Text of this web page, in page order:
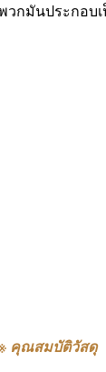
วกมันประกอบ
คุณสมบัติวัสดุ